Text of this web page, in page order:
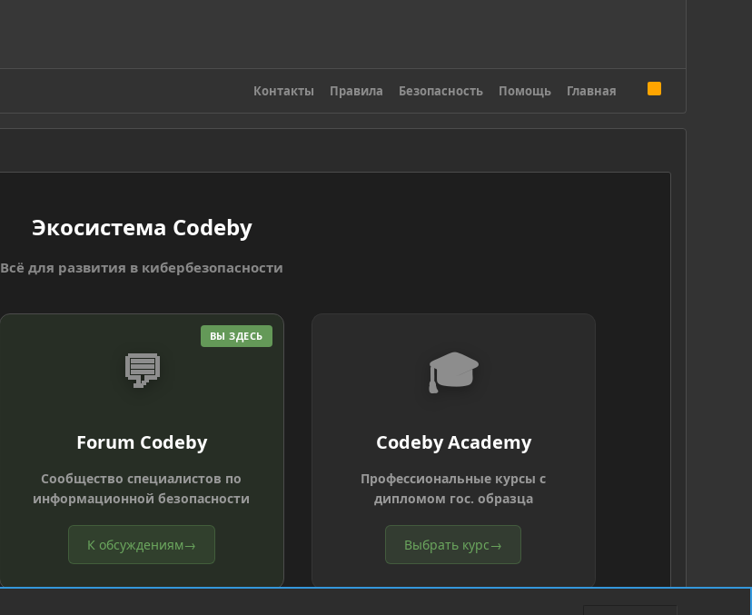
Контакты Правила Безопасность Помощь Главная
S
Экосистема Codeby
Всё для развития в кибербезопасности
ВЫ ЗДЕСЬ
💬
Forum Codeby
Сообщество специалистов по
информационной безопасности
К обсуждениям→
🎓
Codeby Academy
Профессиональные курсы с
дипломом гос. образца
Выбрать курс→